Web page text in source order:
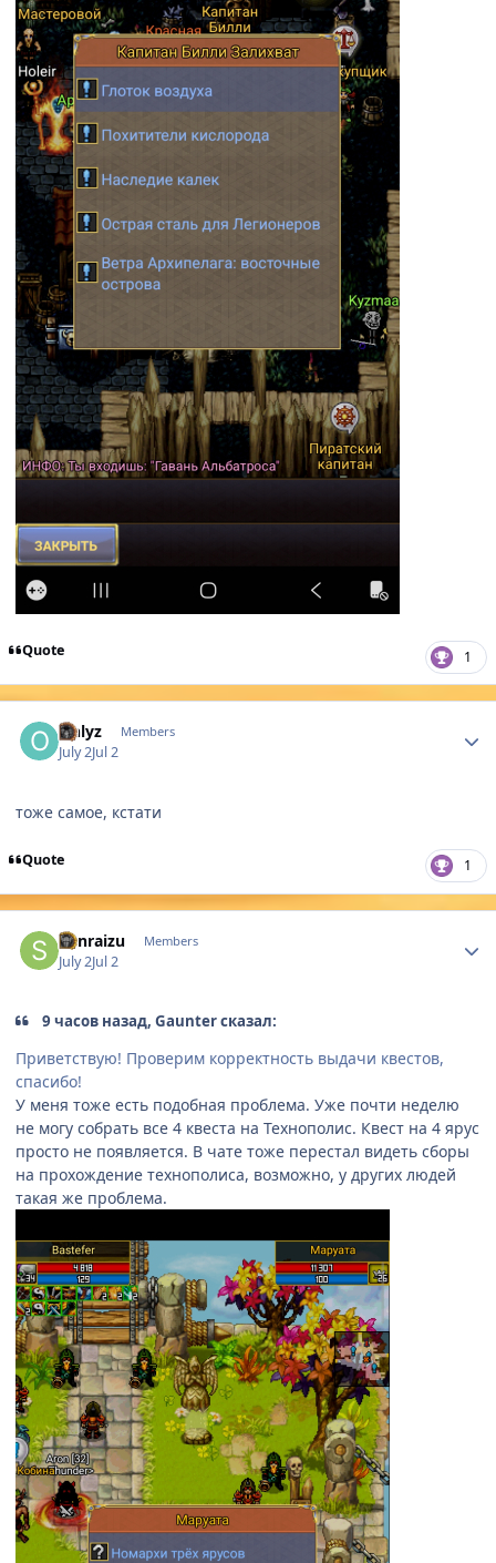
Quote 1
Onlyz Members
July 2Jul 2
тоже самое, кстати
Quote 1
Sunraizu Members
July 2Jul 2
9 часов назад, Gaunter сказал:
Приветствую! Проверим корректность выдачи квестов,
спасибо!
У меня тоже есть подобная проблема. Уже почти неделю
не могу собрать все 4 квеста на Технополис. Квест на 4 ярус
просто не появляется. В чате тоже перестал видеть сборы
на прохождение технополиса, возможно, у других людей
такая же проблема.